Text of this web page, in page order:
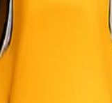
dapat tiba
seperti: